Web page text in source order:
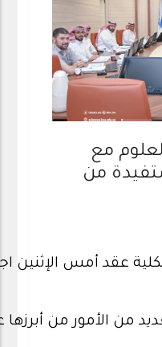
مع
من
عقد أمس الإثنين
من الأمور من أبرزها